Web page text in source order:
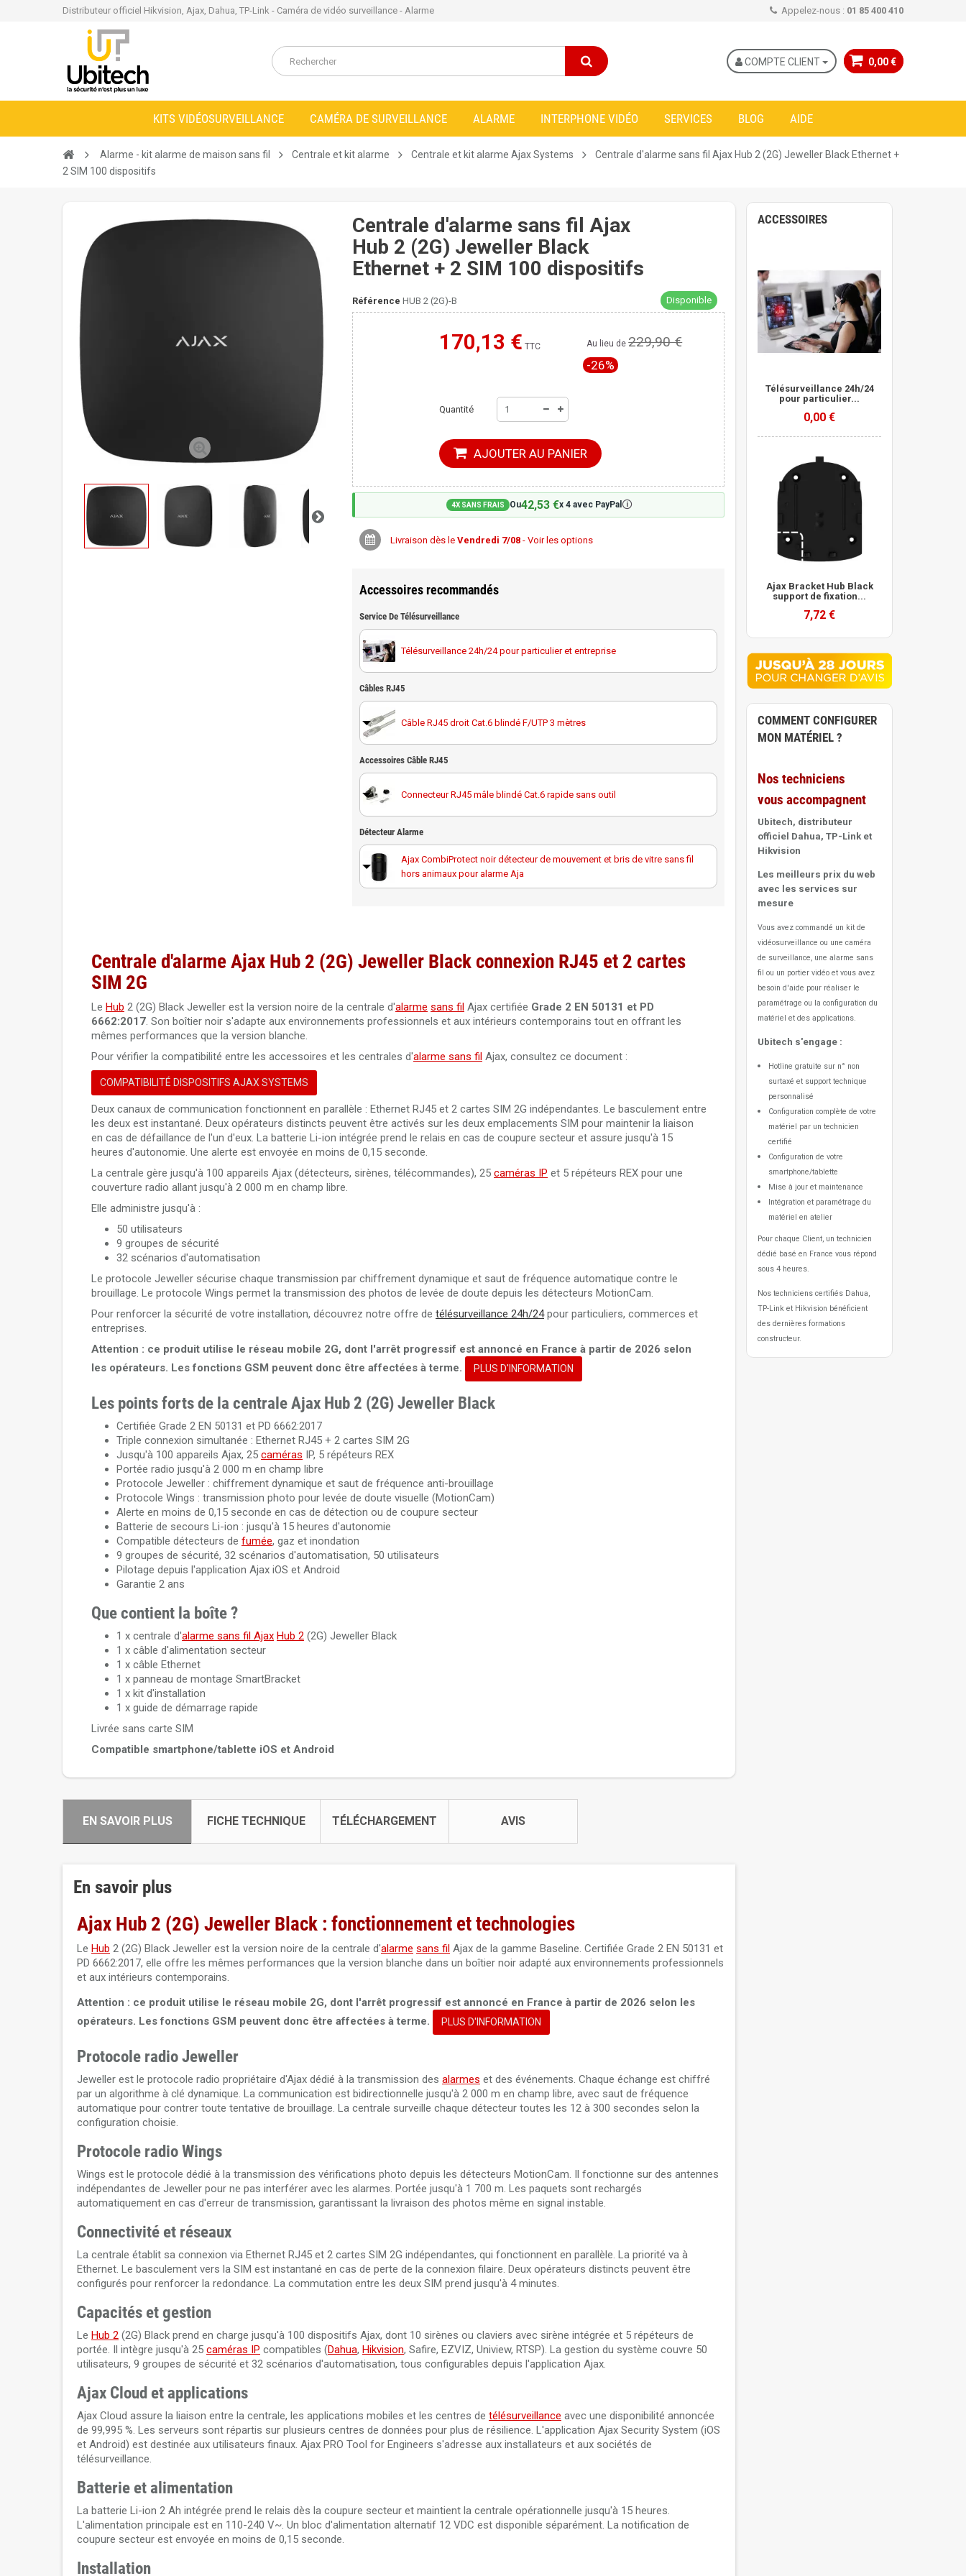
Distributeur officiel Hikvision, Ajax, Dahua, TP-Link - Caméra de vidéo surveillance - Alarme Appelez-nous : 01 85 400 410
0,00 €
COMPTE CLIENT
KITS VIDÉOSURVEILLANCE CAMÉRA DE SURVEILLANCE ALARME INTERPHONE VIDÉO SERVICES BLOG AIDE
Alarme - kit alarme de maison sans fil Centrale et kit alarme Centrale et kit alarme Ajax Systems
Centrale d'alarme sans fil Ajax Hub 2 (2G) Jeweller Black Ethernet +
2 SIM 100 dispositifs
Centrale d'alarme sans fil Ajax
Hub 2 (2G) Jeweller Black
Ethernet + 2 SIM 100 dispositifs
Référence HUB 2 (2G)-B Disponible
170,13 € TTC
Moins cher ailleurs ? Au lieu de229,90 €
-26%
Quantité
AJOUTER AU PANIER
4X SANS FRAIS Ou42,53 €x 4 avec PayPal🛈
Livraison dès le Vendredi 7/08- Voir les options
Accessoires recommandés
Service De Télésurveillance
Télésurveillance 24h/24 pour particulier et entreprise
Câbles RJ45
Câble RJ45 droit Cat.6 blindé F/UTP 3 mètres
Câble RJ45 droit Cat.6 blindé F/UTP 10 mètres
Câble RJ45 droit Cat.6 blindé F/UTP 30 mètres
Accessoires Câble RJ45
Connecteur RJ45 mâle blindé Cat.6 rapide sans outil
Détecteur Alarme
Ajax CombiProtect noir détecteur de mouvement et bris de vitre sans fil
hors animaux pour alarme Aja
Centrale d'alarme Ajax Hub 2 (2G) Jeweller Black connexion RJ45 et 2 cartes
SIM 2G
Le Hub 2 (2G) Black Jeweller est la version noire de la centrale d'alarme sans fil Ajax certifiée Grade 2 EN 50131 et PD
6662:2017. Son boîtier noir s'adapte aux environnements professionnels et aux intérieurs contemporains tout en offrant les
mêmes performances que la version blanche.
Pour vérifier la compatibilité entre les accessoires et les centrales d'alarme sans fil Ajax, consultez ce document :
COMPATIBILITÉ DISPOSITIFS AJAX SYSTEMS
Deux canaux de communication fonctionnent en parallèle : Ethernet RJ45 et 2 cartes SIM 2G indépendantes. Le basculement entre
les deux est instantané. Deux opérateurs distincts peuvent être activés sur les deux emplacements SIM pour maintenir la liaison
en cas de défaillance de l'un d'eux. La batterie Li-ion intégrée prend le relais en cas de coupure secteur et assure jusqu'à 15
heures d'autonomie. Une alerte est envoyée en moins de 0,15 seconde.
La centrale gère jusqu'à 100 appareils Ajax (détecteurs, sirènes, télécommandes), 25 caméras IP et 5 répéteurs REX pour une
couverture radio allant jusqu'à 2 000 m en champ libre.
Elle administre jusqu'à :
50 utilisateurs
9 groupes de sécurité
32 scénarios d'automatisation
Le protocole Jeweller sécurise chaque transmission par chiffrement dynamique et saut de fréquence automatique contre le
brouillage. Le protocole Wings permet la transmission des photos de levée de doute depuis les détecteurs MotionCam.
Pour renforcer la sécurité de votre installation, découvrez notre offre de télésurveillance 24h/24pour particuliers, commerces et
entreprises.
Attention : ce produit utilise le réseau mobile 2G, dont l'arrêt progressif est annoncé en France à partir de 2026 selon
les opérateurs. Les fonctions GSM peuvent donc être affectées à terme.
PLUS D'INFORMATION
Les points forts de la centrale Ajax Hub 2 (2G) Jeweller Black
Certifiée Grade 2 EN 50131 et PD 6662:2017
Triple connexion simultanée : Ethernet RJ45 + 2 cartes SIM 2G
Jusqu'à 100 appareils Ajax, 25 caméras IP, 5 répéteurs REX
Portée radio jusqu'à 2 000 m en champ libre
Protocole Jeweller : chiffrement dynamique et saut de fréquence anti-brouillage
Protocole Wings : transmission photo pour levée de doute visuelle (MotionCam)
Alerte en moins de 0,15 seconde en cas de détection ou de coupure secteur
Batterie de secours Li-ion : jusqu'à 15 heures d'autonomie
Compatible détecteurs de fumée, gaz et inondation
9 groupes de sécurité, 32 scénarios d'automatisation, 50 utilisateurs
Pilotage depuis l'application Ajax iOS et Android
Garantie 2 ans
Que contient la boîte ?
1 x centrale d'alarme sans fil Ajax Hub 2 (2G) Jeweller Black
1 x câble d'alimentation secteur
1 x câble Ethernet
1 x panneau de montage SmartBracket
1 x kit d'installation
1 x guide de démarrage rapide
Livrée sans carte SIM
Compatible smartphone/tablette iOS et Android
EN SAVOIR PLUS FICHE TECHNIQUE TÉLÉCHARGEMENT AVIS
En savoir plus
Ajax Hub 2 (2G) Jeweller Black : fonctionnement et technologies
Le Hub 2 (2G) Black Jeweller est la version noire de la centrale d'alarme sans fil Ajax de la gamme Baseline. Certifiée Grade 2 EN 50131 et
PD 6662:2017, elle offre les mêmes performances que la version blanche dans un boîtier noir adapté aux environnements professionnels
et aux intérieurs contemporains.
Attention : ce produit utilise le réseau mobile 2G, dont l'arrêt progressif est annoncé en France à partir de 2026 selon les
opérateurs. Les fonctions GSM peuvent donc être affectées à terme.
PLUS D'INFORMATION
Protocole radio Jeweller
Jeweller est le protocole radio propriétaire d'Ajax dédié à la transmission des alarmes et des événements. Chaque échange est chiffré
par un algorithme à clé dynamique. La communication est bidirectionnelle jusqu'à 2 000 m en champ libre, avec saut de fréquence
automatique pour contrer toute tentative de brouillage. La centrale surveille chaque détecteur toutes les 12 à 300 secondes selon la
configuration choisie.
Protocole radio Wings
Wings est le protocole dédié à la transmission des vérifications photo depuis les détecteurs MotionCam. Il fonctionne sur des antennes
indépendantes de Jeweller pour ne pas interférer avec les alarmes. Portée jusqu'à 1 700 m. Les paquets sont rechargés
automatiquement en cas d'erreur de transmission, garantissant la livraison des photos même en signal instable.
Connectivité et réseaux
La centrale établit sa connexion via Ethernet RJ45 et 2 cartes SIM 2G indépendantes, qui fonctionnent en parallèle. La priorité va à
Ethernet. Le basculement vers la SIM est instantané en cas de perte de la connexion filaire. Deux opérateurs distincts peuvent être
configurés pour renforcer la redondance. La commutation entre les deux SIM prend jusqu'à 4 minutes.
Capacités et gestion
Le Hub 2 (2G) Black prend en charge jusqu'à 100 dispositifs Ajax, dont 10 sirènes ou claviers avec sirène intégrée et 5 répéteurs de
portée. Il intègre jusqu'à 25 caméras IP compatibles (Dahua, Hikvision, Safire, EZVIZ, Uniview, RTSP). La gestion du système couvre 50
utilisateurs, 9 groupes de sécurité et 32 scénarios d'automatisation, tous configurables depuis l'application Ajax.
Ajax Cloud et applications
Ajax Cloud assure la liaison entre la centrale, les applications mobiles et les centres de télésurveillance avec une disponibilité annoncée
de 99,995 %. Les serveurs sont répartis sur plusieurs centres de données pour plus de résilience. L'application Ajax Security System (iOS
et Android) est destinée aux utilisateurs finaux. Ajax PRO Tool for Engineers s'adresse aux installateurs et aux sociétés de
télésurveillance.
Batterie et alimentation
La batterie Li-ion 2 Ah intégrée prend le relais dès la coupure secteur et maintient la centrale opérationnelle jusqu'à 15 heures.
L'alimentation principale est en 110-240 V~. Un bloc d'alimentation alternatif 12 VDC est disponible séparément. La notification de
coupure secteur est envoyée en moins de 0,15 seconde.
Installation
ACCESSOIRES
Télésurveillance 24h/24
pour particulier...
0,00 €
Ajax Bracket Hub Black
support de fixation...
7,72 €
COMMENT CONFIGURER
MON MATÉRIEL ?
Nos techniciens
vous accompagnent
Ubitech, distributeur
officiel Dahua, TP-Link et
Hikvision
Les meilleurs prix du web
avec les services sur
mesure
Vous avez commandé un kit de
vidéosurveillance ou une caméra
de surveillance, une alarme sans
fil ou un portier vidéo et vous avez
besoin d'aide pour réaliser le
paramétrage ou la configuration du
matériel et des applications.
Ubitech s'engage :
Hotline gratuite sur n° non
surtaxé et support technique
personnalisé
Configuration complète de votre
matériel par un technicien
certifié
Configuration de votre
smartphone/tablette
Mise à jour et maintenance
Intégration et paramétrage du
matériel en atelier
Pour chaque Client, un technicien
dédié basé en France vous répond
sous 4 heures.
Nos techniciens certifiés Dahua,
TP-Link et Hikvision bénéficient
des dernières formations
constructeur.